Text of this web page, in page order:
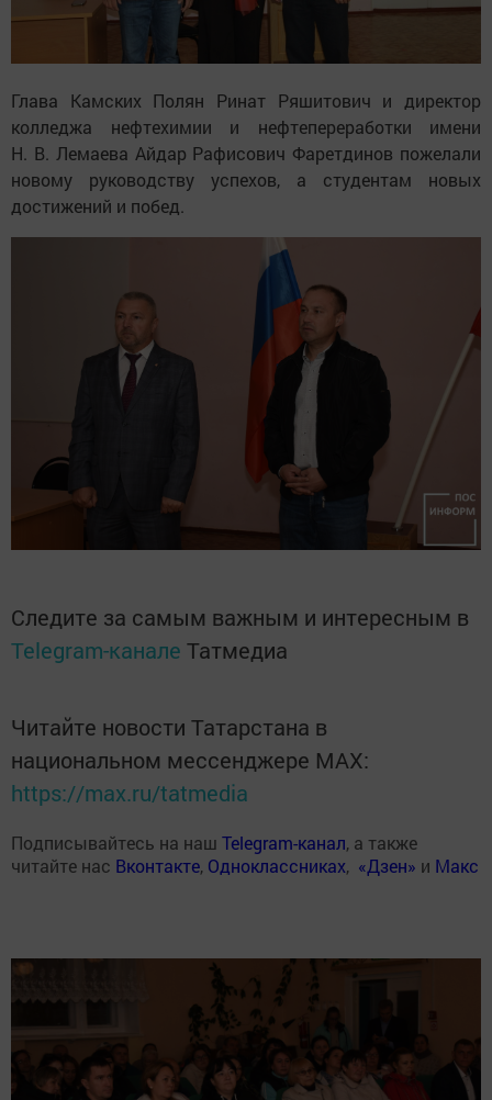
Глава Камских Полян Ринат Ряшитович и директор
колледжа нефтехимии и нефтепереработки имени
Н. В. Лемаева Айдар Рафисович Фаретдинов пожелали
новому руководству успехов, а студентам новых
достижений и побед.
Следите за самым важным и интересным в
Telegram-канале Татмедиа
Читайте новости Татарстана в
национальном мессенджере MАХ:
https://max.ru/tatmedia
Подписывайтесь на наш Telegram-канал, а также
читайте нас Вконтакте, Одноклассниках, «Дзен» и Макс